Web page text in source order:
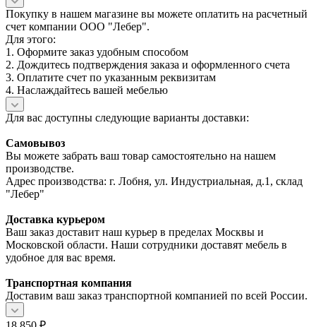
Покупку в нашем магазине вы можете оплатить на расчетный
счет компании ООО "Лебер".
Для этого:
1. Оформите заказ удобным способом
2. Дождитесь подтверждения заказа и оформленного счета
3. Оплатите счет по указанным реквизитам
4. Наслаждайтесь вашей мебелью
Для вас доступны следующие варианты доставки:
Самовывоз
Вы можете забрать ваш товар самостоятельно на нашем
производстве.
Адрес производства: г. Лобня, ул. Индустриальная, д.1, склад
"Лебер"
Доставка курьером
Ваш заказ доставит наш курьер в пределах Москвы и
Московской области. Наши сотрудники доставят мебель в
удобное для вас время.
Транспортная компания
Доставим ваш заказ транспортной компанией по всей России.